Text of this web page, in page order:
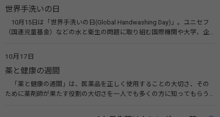
ルヘルス・ポータルサイト「こころの耳」（厚生労働省）
世界手洗いの日
10月15日は「世界手洗いの日(Global Handwashing Day)」。ユニセフ
（国連児童基金）などの水と衛生の問題に取り組む国際機関や大学、企
10月17日
薬と健康の週間
「薬と健康の週間」は、医薬品を正しく使用することの大切さ、その
ために薬剤師が果たす役割の大切さを一人でも多くの方に知ってもらう